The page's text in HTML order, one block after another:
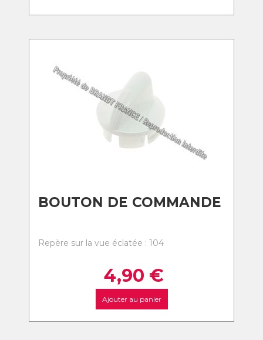
BOUTON DE COMMANDE
Repère sur la vue éclatée : 104
4,90 €
Ajouter au panier